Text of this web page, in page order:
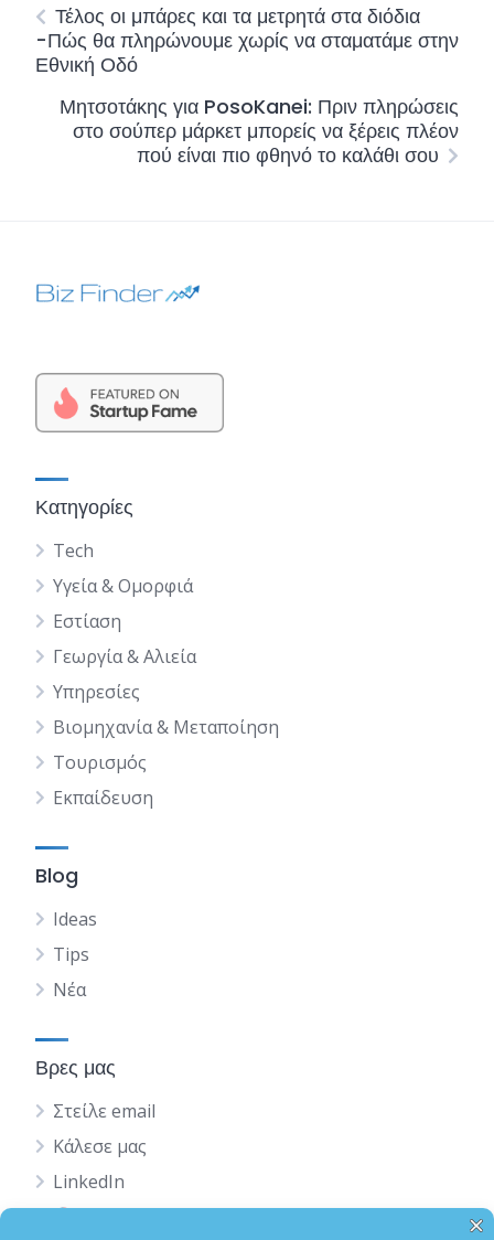
Τέλος οι μπάρες και τα μετρητά στα διόδια
-Πώς θα πληρώνουμε χωρίς να σταματάμε στην
Εθνική Οδό
Μητσοτάκης για PosoKanei: Πριν πληρώσεις
στο σούπερ μάρκετ μπορείς να ξέρεις πλέον
πού είναι πιο φθηνό το καλάθι σου
Κατηγορίες
Tech
Υγεία & Ομορφιά
Εστίαση
Γεωργία & Αλιεία
Υπηρεσίες
Βιομηχανία & Μεταποίηση
Τουρισμός
Εκπαίδευση
Blog
Ideas
Tips
Νέα
Βρες μας
Στείλε email
Κάλεσε μας
LinkedIn